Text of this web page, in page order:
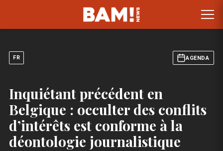
FR AGENDA
Inquiétant précédent en
Belgique : occulter des conflits
d’intérêts est conforme à la
déontologie journalistique